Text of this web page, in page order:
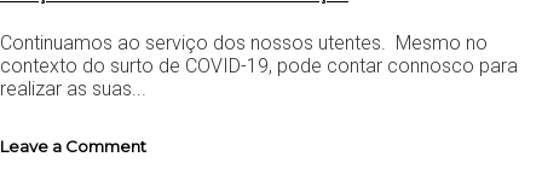
Continuamos ao serviço dos nossos utentes. Mesmo no
contexto do surto de COVID-19, pode contar connosco para
realizar as suas...
Leave a Comment